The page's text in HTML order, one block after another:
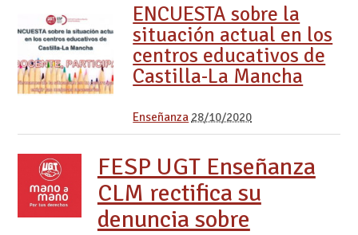
ENCUESTA sobre la
situación actual en los
centros educativos de
Castilla-La Mancha
Enseñanza 28/10/2020
FESP UGT Enseñanza
CLM rectifica su
denuncia sobre